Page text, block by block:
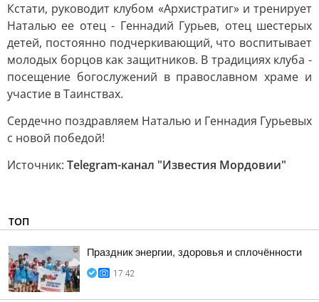
Кстати, руководит клубом «Архистратиг» и тренирует
Наталью ее отец - Геннадий Гурьев, отец шестерых
детей, постоянно подчеркивающий, что воспитывает
молодых борцов как защитников. В традициях клуба -
посещение богослужений в православном храме и
участие в Таинствах.
Сердечно поздравляем Наталью и Геннадия Гурьевых
с новой победой!
Источник: Telegram-канал "Известия Мордовии"
ТОП
Праздник энергии, здоровья и сплочённости
17:42